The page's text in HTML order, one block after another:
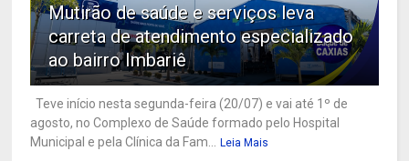
Mutirão de saúde e serviços leva
carreta de atendimento especializado
ao bairro Imbariê
Teve início nesta segunda-feira (20/07) e vai até 1º de
agosto, no Complexo de Saúde formado pelo Hospital
Municipal e pela Clínica da Fam...
Leia Mais